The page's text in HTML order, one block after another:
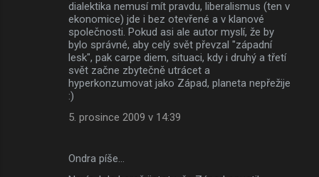
dialektika nemusí mít pravdu, liberalismus (ten v
ekonomice) jde i bez otevřené a v klanové
společnosti. Pokud asi ale autor myslí, že by
bylo správné, aby celý svět převzal "západní
lesk", pak carpe diem, situaci, kdy i druhý a třetí
svět začne zbytečně utrácet a
hyperkonzumovat jako Západ, planeta nepřežije
:)
5. prosince 2009 v 14:39
Ondra píše…